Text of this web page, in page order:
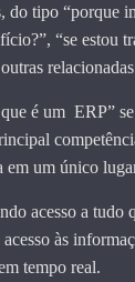
do tipo “porque
“se estou
é um ERP”
em um único
acesso a tudo
às
tempo real.